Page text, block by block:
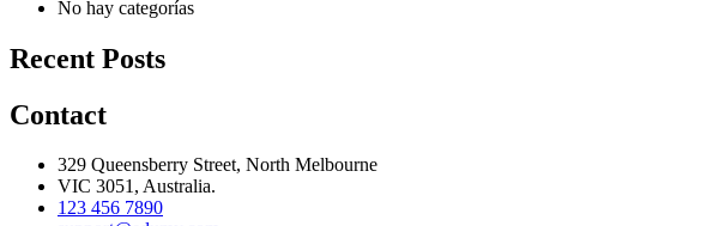
No hay categorías
Recent Posts
Contact
329 Queensberry Street, North Melbourne
VIC 3051, Australia.
123 456 7890